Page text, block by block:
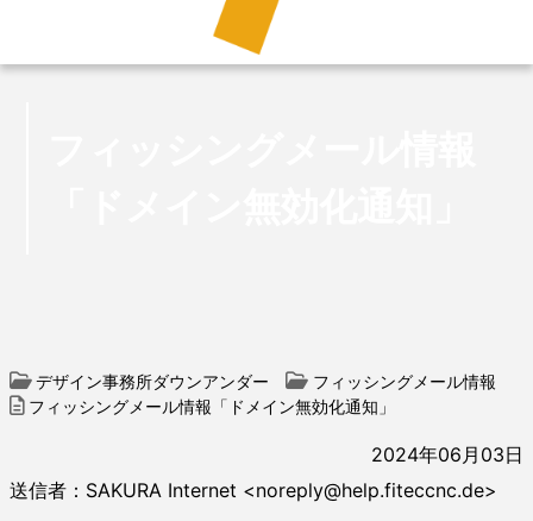
デザイン事務所ダウンアンダー
フィッシングメール情報
フィッシングメール情報「ドメイン無効化通知」
2024年06月03日
送信者：SAKURA Internet <noreply@help.fiteccnc.de>